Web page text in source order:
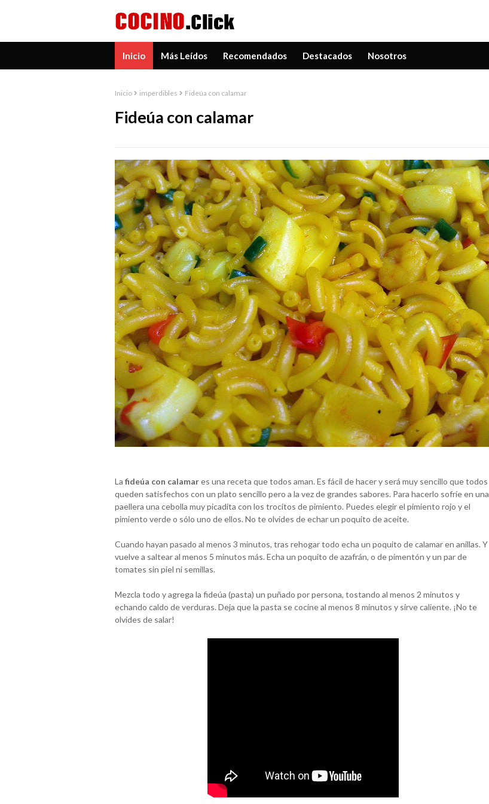
Inicio Más Leídos Recomendados Destacados Nosotros
Inicio imperdibles Fideúa con calamar
Fideúa con calamar
La fideúa con calamares una receta que todos aman. Es fácil de hacer y será muy sencillo que todos
queden satisfechos con un plato sencillo pero a la vez de grandes sabores. Para hacerlo sofríe en una
paellera una cebolla muy picadita con los trocitos de pimiento. Puedes elegir el pimiento rojo y el
pimiento verde o sólo uno de ellos. No te olvides de echar un poquito de aceite.
Cuando hayan pasado al menos 3 minutos, tras rehogar todo echa un poquito de calamar en anillas. Y
vuelve a saltear al menos 5 minutos más. Echa un poquito de azafrán, o de pimentón y un par de
tomates sin piel ni semillas.
Mezcla todo y agrega la fideúa (pasta) un puñado por persona, tostando al menos 2 minutos y
echando caldo de verduras. Deja que la pasta se cocine al menos 8 minutos y sirve caliente. ¡No te
olvides de salar!